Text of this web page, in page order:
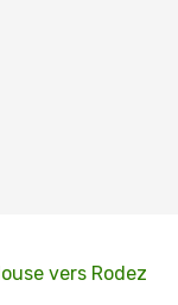
vers Rodez